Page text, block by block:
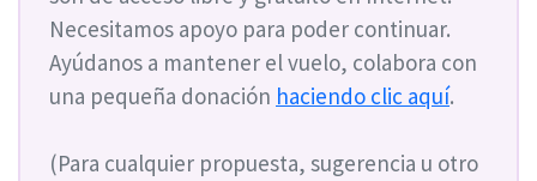
Necesitamos apoyo para poder continuar.
Ayúdanos a mantener el vuelo, colabora con
una pequeña donación haciendo clic aquí.
(Para cualquier propuesta, sugerencia u otro